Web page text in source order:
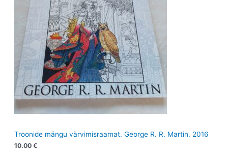
Troonide mängu värvimisraamat. George R. R. Martin. 2016
10.00 €